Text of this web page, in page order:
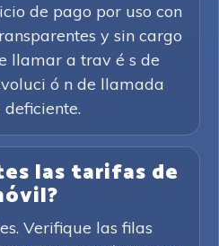
de pago por uso con
y sin cargo
llamar a trav é s de
ó n de llamada
las tarifas de
Verifique las filas